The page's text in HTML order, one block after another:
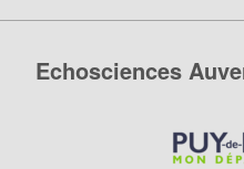
Echosciences